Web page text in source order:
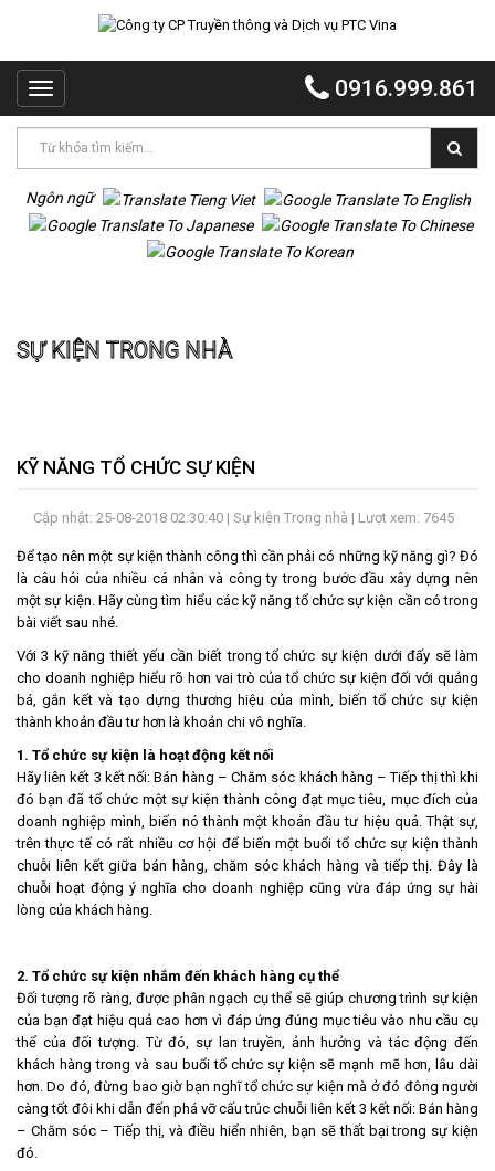
Toggle
navigation
0916.999.861
PTC
PTC
EVENT
PTC
VOI
DỰ
LIÊN
HỆ
Ngôn ngữ
SỰ KIỆN TRONG NHÀ
KỸ NĂNG TỔ CHỨC SỰ KIỆN
Cập nhật: 25-08-2018 02:30:40 | Sự kiện Trong nhà | Lượt xem: 7645
Để tạo nên một sự kiện thành công thì cần phải có những kỹ năng gì? Đó
là câu hỏi của nhiều cá nhân và công ty trong bước đầu xây dựng nên
một sự kiện. Hãy cùng tìm hiểu các kỹ năng tổ chức sự kiện cần có trong
bài viết sau nhé.
Với 3 kỹ năng thiết yếu cần biết trong tổ chức sự kiện dưới đấy sẽ làm
cho doanh nghiệp hiểu rõ hơn vai trò của tổ chức sự kiện đối với quảng
bá, gắn kết và tạo dựng thương hiệu của mình, biến tổ chức sự kiện
thành khoản đầu tư hơn là khoản chi vô nghĩa.
1. Tổ chức sự kiện là hoạt động kết nối
Hãy liên kết 3 kết nối: Bán hàng – Chăm sóc khách hàng – Tiếp thị thì khi
đó bạn đã tổ chức một sự kiện thành công đạt mục tiêu, mục đích của
doanh nghiệp mình, biến nó thành một khoản đầu tư hiệu quả. Thật sự,
trên thực tế có rất nhiều cơ hội để biến một buổi tổ chức sự kiện thành
chuỗi liên kết giữa bán hàng, chăm sóc khách hàng và tiếp thị. Đây là
chuỗi hoạt động ý nghĩa cho doanh nghiệp cũng vừa đáp ứng sự hài
lòng của khách hàng.
2. Tổ chức sự kiện nhắm đến khách hàng cụ thể
Đối tượng rõ ràng, được phân ngạch cụ thể sẽ giúp chương trình sự kiện
của bạn đạt hiệu quả cao hơn vì đáp ứng đúng mục tiêu vào nhu cầu cụ
thể của đối tượng. Từ đó, sự lan truyền, ảnh hưởng và tác động đến
khách hàng trong và sau buổi tổ chức sự kiện sẽ mạnh mẽ hơn, lâu dài
hơn. Do đó, đừng bao giờ bạn nghĩ tổ chức sự kiện mà ở đó đông người
càng tốt đôi khi dẫn đến phá vỡ cấu trúc chuỗi liên kết 3 kết nối: Bán hàng
– Chăm sóc – Tiếp thị, và điều hiển nhiên, bạn sẽ thất bại trong sự kiện
đó.